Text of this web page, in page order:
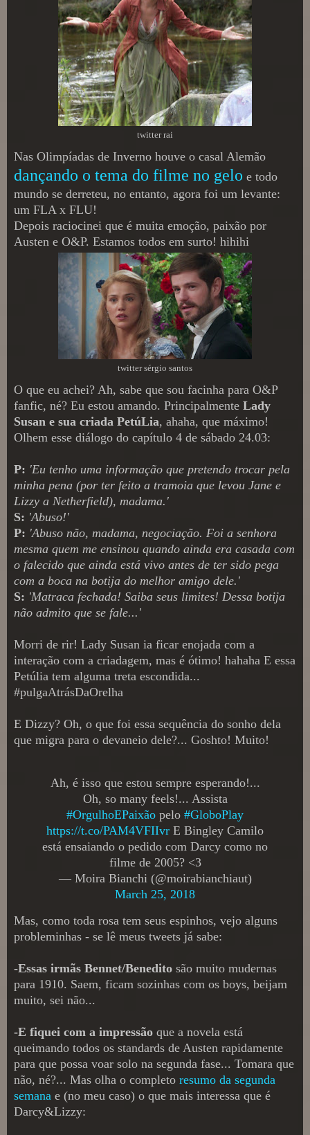
twitter rai
Nas Olimpíadas de Inverno houve o casal Alemão
dançando o tema do filme no gelo e todo
mundo se derreteu, no entanto, agora foi um levante:
um FLA x FLU!
Depois raciocinei que é muita emoção, paixão por
Austen e O&P. Estamos todos em surto! hihihi
twitter sérgio santos
O que eu achei? Ah, sabe que sou facinha para O&P
fanfic, né? Eu estou amando. Principalmente Lady
Susan e sua criada PetúLia, ahaha, que máximo!
Olhem esse diálogo do capítulo 4 de sábado 24.03:
P: 'Eu tenho uma informação que pretendo trocar pela
minha pena (por ter feito a tramoia que levou Jane e
Lizzy a Netherfield), madama.'
S: 'Abuso!'
P: 'Abuso não, madama, negociação. Foi a senhora
mesma quem me ensinou quando ainda era casada com
o falecido que ainda está vivo antes de ter sido pega
com a boca na botija do melhor amigo dele.'
S: 'Matraca fechada! Saiba seus limites! Dessa botija
não admito que se fale...'
Morri de rir! Lady Susan ia ficar enojada com a
interação com a criadagem, mas é ótimo! hahaha E essa
Petúlia tem alguma treta escondida...
#pulgaAtrásDaOrelha
E Dizzy? Oh, o que foi essa sequência do sonho dela
que migra para o devaneio dele?... Goshto! Muito!
Ah, é isso que estou sempre esperando!...
Oh, so many feels!... Assista
#OrgulhoEPaixão pelo #GloboPlay
https://t.co/PAM4VFIIvr E Bingley Camilo
está ensaiando o pedido com Darcy como no
filme de 2005? <3
— Moira Bianchi (@moirabianchiaut)
March 25, 2018
Mas, como toda rosa tem seus espinhos, vejo alguns
probleminhas - se lê meus tweets já sabe:
-Essas irmãs Bennet/Benedito são muito mudernas
para 1910. Saem, ficam sozinhas com os boys, beijam
muito, sei não...
-E fiquei com a impressão que a novela está
queimando todos os standards de Austen rapidamente
para que possa voar solo na segunda fase... Tomara que
não, né?... Mas olha o completo resumo da segunda
semana e (no meu caso) o que mais interessa que é
Darcy&Lizzy: